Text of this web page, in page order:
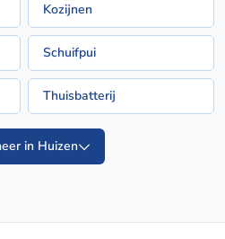
Kozijnen
Schuifpui
Thuisbatterij
in Huizen